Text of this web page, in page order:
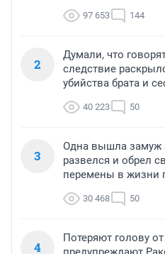
97 653 144
2
Думали, что
следствие
убийства брата и
40 223 50
3
Одна вышла замуж
развелся и обрел
перемены в жизни
30 468 50
4
Потеряют голову